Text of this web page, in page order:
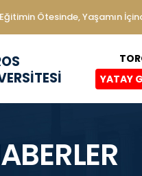
Eğitimin Ötesinde, Yaşamın
YATAY